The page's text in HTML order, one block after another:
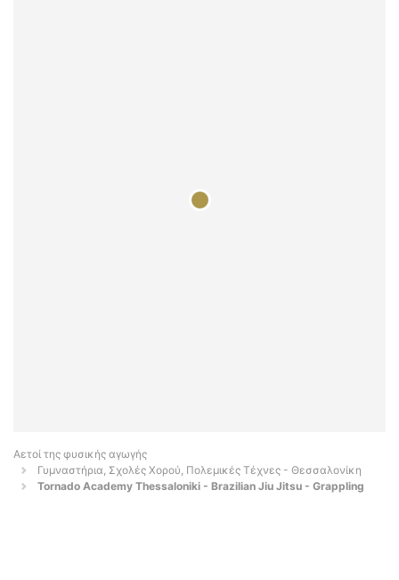
Αετοί της φυσικής αγωγής
Γυμναστήρια, Σχολές Χορού, Πολεμικές Τέχνες - Θεσσαλονίκη
Tornado Academy Thessaloniki - Brazilian Jiu Jitsu - Grappling